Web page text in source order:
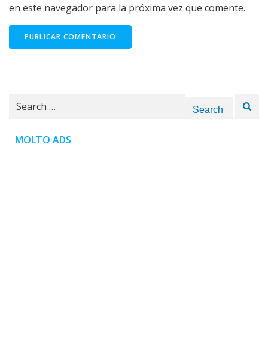
en este navegador para la próxima vez que comente.
Search
MOLTO ADS